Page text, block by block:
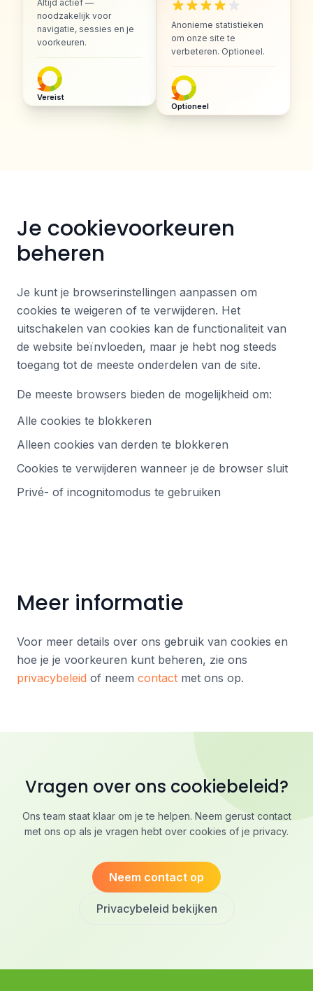
Altijd actief —
noodzakelijk voor
navigatie, sessies en je
voorkeuren.
Vereist
Anonieme statistieken
om onze site te
verbeteren. Optioneel.
Optioneel
Je cookievoorkeuren
beheren
Je kunt je browserinstellingen aanpassen om
cookies te weigeren of te verwijderen. Het
uitschakelen van cookies kan de functionaliteit van
de website beïnvloeden, maar je hebt nog steeds
toegang tot de meeste onderdelen van de site.
De meeste browsers bieden de mogelijkheid om:
Alle cookies te blokkeren
Alleen cookies van derden te blokkeren
Cookies te verwijderen wanneer je de browser sluit
Privé- of incognitomodus te gebruiken
Meer informatie
Voor meer details over ons gebruik van cookies en
hoe je je voorkeuren kunt beheren, zie ons
privacybeleid of neem contact met ons op.
Vragen over ons cookiebeleid?
Ons team staat klaar om je te helpen. Neem gerust contact
met ons op als je vragen hebt over cookies of je privacy.
Neem contact op
Privacybeleid bekijken